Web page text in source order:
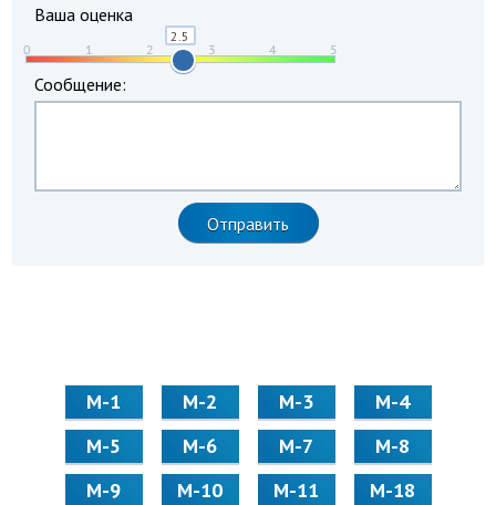
Ваша оценка
Сообщение:
М-1 М-2 М-3
М-4
М-5
М-6 М-7
М-8
М-9
М-10 М-11
М-18